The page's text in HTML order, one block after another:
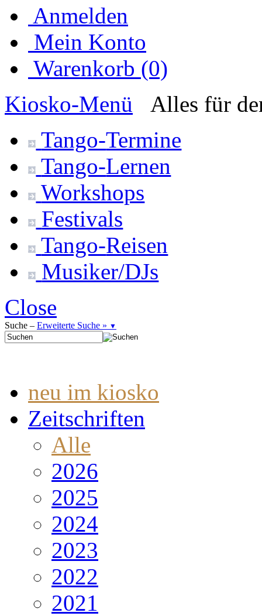
Anmelden
Mein Konto
Warenkorb (0)
Kiosko-Menü
Alles für
Tango-Termine
Tango-Lernen
Workshops
Festivals
Tango-Reisen
Musiker/DJs
Close
Suche – Erweiterte Suche » ▼
neu im kiosko
Zeitschriften
Alle
2026
2025
2024
2023
2022
2021